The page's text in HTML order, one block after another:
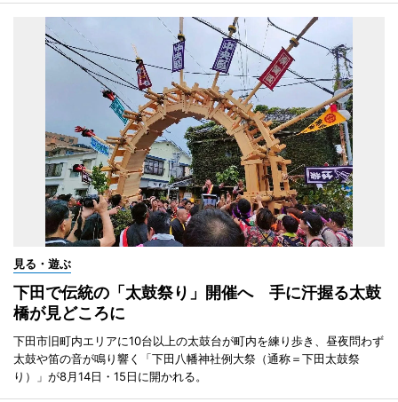
見る・遊ぶ
下田で伝統の「太鼓祭り」開催へ 手に汗握る太鼓
橋が見どころに
下田市旧町内エリアに10台以上の太鼓台が町内を練り歩き、昼夜問わず
太鼓や笛の音が鳴り響く「下田八幡神社例大祭（通称＝下田太鼓祭
り）」が8月14日・15日に開かれる。